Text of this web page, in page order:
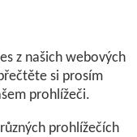
z našich webových
si prosím
prohlížeči.
prohlížečích